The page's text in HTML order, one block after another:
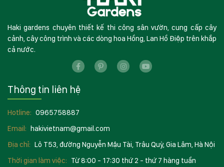
Haki gardens chuyên thiết kế thi công sân vườn, cung cấp cây
cảnh, cây công trình và các dòng hoa Hồng, Lan Hồ Điệp trên khắp
cả nước.
Thông tin liên hệ
Hotline: 0965758887
Email:
hakivietnam@gmail.com
Địa chỉ: Lô T53, đường Nguyễn Mậu Tài, Trâu Quỳ, Gia Lâm, Hà Nội
Thời gian làm việc: Từ 8:00 - 17:30 thứ 2 - thứ 7 hàng tuần